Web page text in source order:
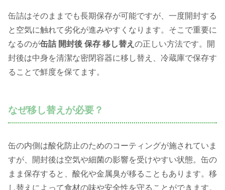
缶詰はそのままでも長期保存が可能ですが、一度開封する
と空気に触れて劣化が進みやすくなります。そこで重要に
なるのが缶詰 開封後 保存 移し替え の正しい方法です。開
封後は中身を清潔な密閉容器に移し替え、冷蔵庫で保存す
ることで鮮度を保てます。
なぜ移し替えが必要？
缶の内側は酸化防止のためのコーティングが施されていま
すが、開封後は空気や細菌の影響を受けやすい状態。缶の
まま保存すると、酸化や金属臭が移ることもあります。移
し替えによって食材の味や安全性を守ることができます。